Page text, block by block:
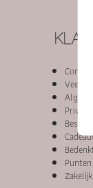
Contact